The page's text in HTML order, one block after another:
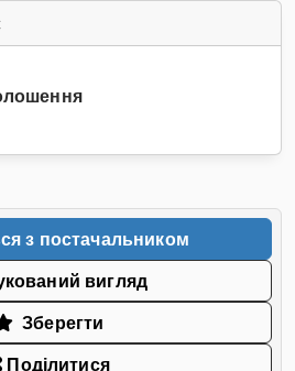
з постачальником
вигляд
Зберегти
Поділитися